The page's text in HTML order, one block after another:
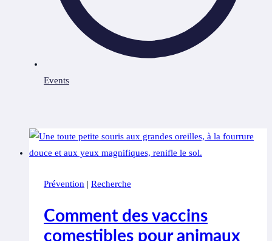
Events
Prévention | Recherche
Comment des vaccins
comestibles pour animaux